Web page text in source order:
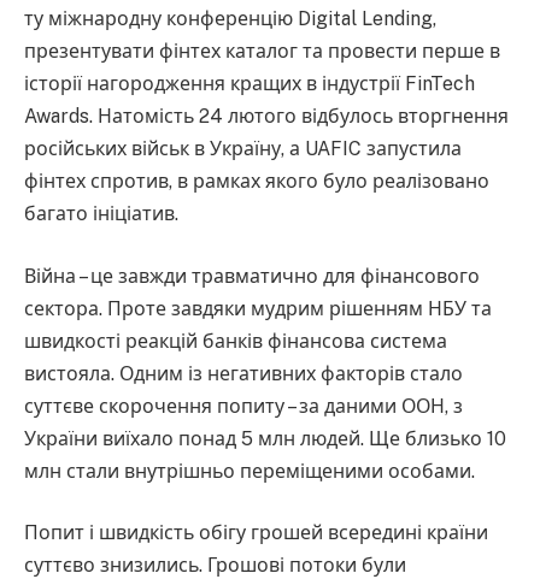
ту міжнародну конференцію Digital Lending,
презентувати фінтех каталог та провести перше в
історії нагородження кращих в індустрії FinTech
Awards. Натомість 24 лютого відбулось вторгнення
російських військ в Україну, а UAFIC запустила
фінтех спротив, в рамках якого було реалізовано
багато ініціатив.
Війна – це завжди травматично для фінансового
сектора. Проте завдяки мудрим рішенням НБУ та
швидкості реакцій банків фінансова система
вистояла. Одним із негативних факторів стало
суттєве скорочення попиту – за даними ООН, з
України виїхало понад 5 млн людей. Ще близько 10
млн стали внутрішньо переміщеними особами.
Попит і швидкість обігу грошей всередині країни
суттєво знизились. Грошові потоки були